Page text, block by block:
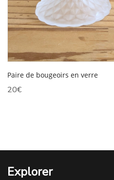
Paire de bougeoirs en verre
20€
Explorer